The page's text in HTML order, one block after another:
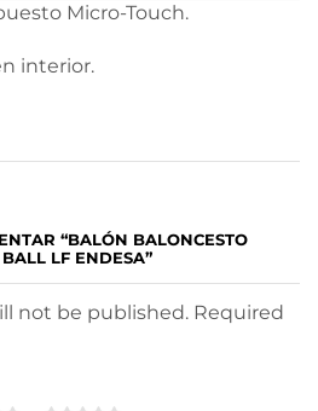
Micro-Touch.
interior.
“BALÓN BALONCESTO
LF ENDESA”
not be published. Required